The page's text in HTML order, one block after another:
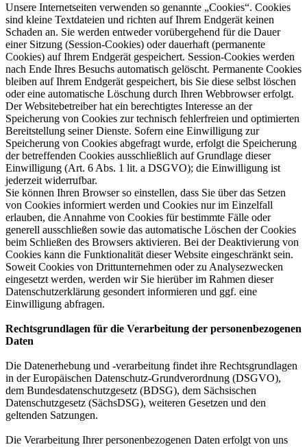
Unsere Internetseiten verwenden so genannte „Cookies“. Cookies
sind kleine Textdateien und richten auf Ihrem Endgerät keinen
Schaden an. Sie werden entweder vorübergehend für die Dauer
einer Sitzung (Session-Cookies) oder dauerhaft (permanente
Cookies) auf Ihrem Endgerät gespeichert. Session-Cookies werden
nach Ende Ihres Besuchs automatisch gelöscht. Permanente Cookies
bleiben auf Ihrem Endgerät gespeichert, bis Sie diese selbst löschen
oder eine automatische Löschung durch Ihren Webbrowser erfolgt.
Der Websitebetreiber hat ein berechtigtes Interesse an der
Speicherung von Cookies zur technisch fehlerfreien und optimierten
Bereitstellung seiner Dienste. Sofern eine Einwilligung zur
Speicherung von Cookies abgefragt wurde, erfolgt die Speicherung
der betreffenden Cookies ausschließlich auf Grundlage dieser
Einwilligung (Art. 6 Abs. 1 lit. a DSGVO); die Einwilligung ist
jederzeit widerrufbar.
Sie können Ihren Browser so einstellen, dass Sie über das Setzen
von Cookies informiert werden und Cookies nur im Einzelfall
erlauben, die Annahme von Cookies für bestimmte Fälle oder
generell ausschließen sowie das automatische Löschen der Cookies
beim Schließen des Browsers aktivieren. Bei der Deaktivierung von
Cookies kann die Funktionalität dieser Website eingeschränkt sein.
Soweit Cookies von Drittunternehmen oder zu Analysezwecken
eingesetzt werden, werden wir Sie hierüber im Rahmen dieser
Datenschutzerklärung gesondert informieren und ggf. eine
Einwilligung abfragen.
Rechtsgrundlagen für die Verarbeitung der personenbezogenen
Daten
Die Datenerhebung und -verarbeitung findet ihre Rechtsgrundlagen
in der Europäischen Datenschutz-Grundverordnung (DSGVO),
dem Bundesdatenschutzgesetz (BDSG), dem Sächsischen
Datenschutzgesetz (SächsDSG), weiteren Gesetzen und den
geltenden Satzungen.
Die Verarbeitung Ihrer personenbezogenen Daten erfolgt von uns